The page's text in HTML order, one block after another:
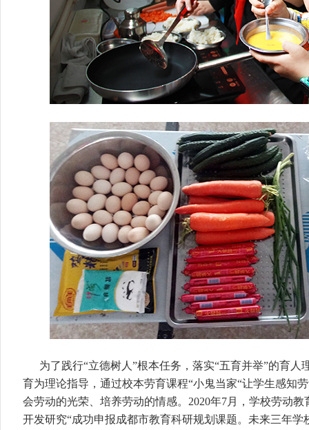
为了践行“立德树人”根本任务，落实“五育并举”的育
育为理论指导，通过校本劳育课程“小鬼当家“让学生感知
会劳动的光荣、培养劳动的情感。2020年7月，学校劳动教
开发研究“成功申报成都市教育科研规划课题。未来三年